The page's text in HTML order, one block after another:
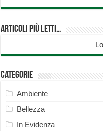
Articoli più Letti…
Categorie
Ambiente
Bellezza
In Evidenza